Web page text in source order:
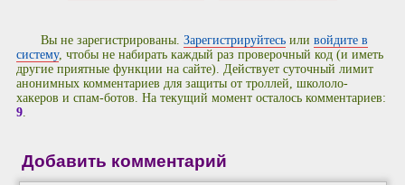
Вы не зарегистрированы.Зарегистрируйтесь иливойдите в
систему, чтобы не набирать каждый раз проверочный код (и иметь
другие приятные функции на сайте). Действует суточный лимит
анонимных комментариев для защиты от троллей, школоло-
хакеров и спам-ботов. На текущий момент осталось комментариев:
9.
Добавить комментарий